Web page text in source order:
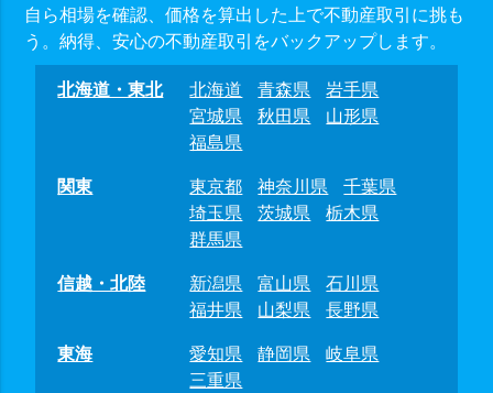
自ら相場を確認、価格を算出した上で不動産取引に挑も
う。納得、安心の不動産取引をバックアップします。
北海道・東北 北海道 青森県
岩手県
宮城県
秋田県
山形県
福島県
関東
東京都 神奈川県
千葉県
埼玉県
茨城県
栃木県
群馬県
信越・北陸
新潟県 富山県
石川県
福井県
山梨県
長野県
東海
愛知県 静岡県
岐阜県
三重県